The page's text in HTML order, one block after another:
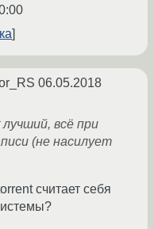
06.05.2018
всё при
(не насилует
считает себя